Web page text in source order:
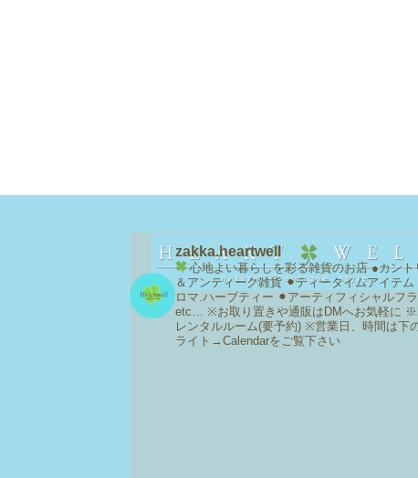
zakka.heartwell
心地よい暮らしを彩る雑貨のお店●カント
＆アンティーク雑貨 ⚫︎ティータイムアイテム
ロマ.ハーブティー ⚫︎アーティフィシャルフ
etc… ※お取り置きや通販はDMへお気軽に
レンタルルーム(要予約) ※営業日、時間は下
ライト→Calendarをご覧下さい